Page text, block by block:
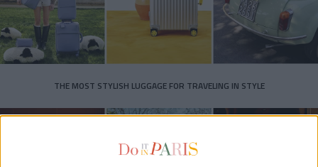
THE MOST STYLISH LUGGAGE FOR TRAVELING IN STYLE